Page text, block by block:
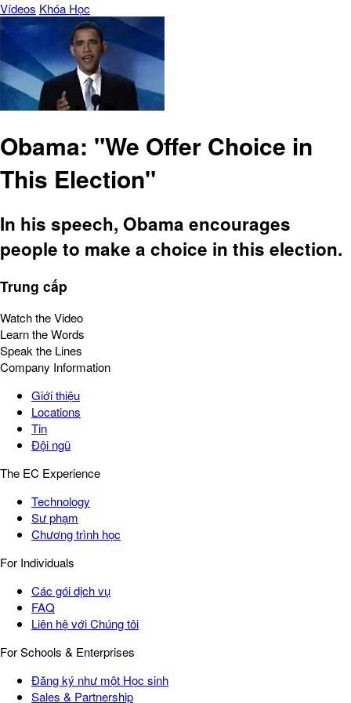
Vídeos Khóa Học
Obama: "We Offer Choice in
This Election"
In his speech, Obama encourages
people to make a choice in this election.
Trung cấp
Watch the Video
Learn the Words
Speak the Lines
Company Information
Giới thiệu
Locations
Tin
Đội ngũ
The EC Experience
Technology
Sư phạm
Chương trình học
For Individuals
Các gói dịch vụ
FAQ
Liên hệ với Chúng tôi
For Schools & Enterprises
Đăng ký như một Học sinh
Sales & Partnership